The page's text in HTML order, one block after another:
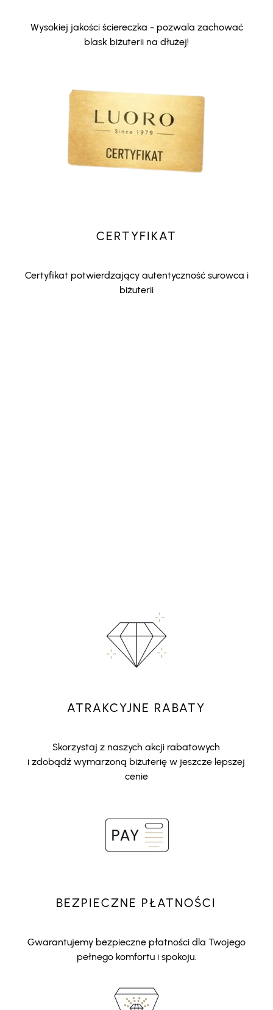
Wysokiej jakości ściereczka - pozwala zachować
blask biżuterii na dłużej!
CERTYFIKAT
Certyfikat potwierdzający autentyczność surowca i
biżuterii
ATRAKCYJNE RABATY
Skorzystaj z naszych akcji rabatowych
i zdobądź wymarzoną biżuterię w jeszcze lepszej
cenie
BEZPIECZNE PŁATNOŚCI
Gwarantujemy bezpieczne płatności dla Twojego
pełnego komfortu i spokoju.